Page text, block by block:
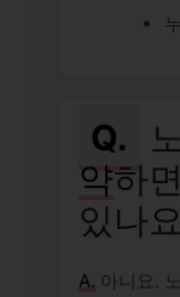
Q.
약하면
있나
A. 아니요.